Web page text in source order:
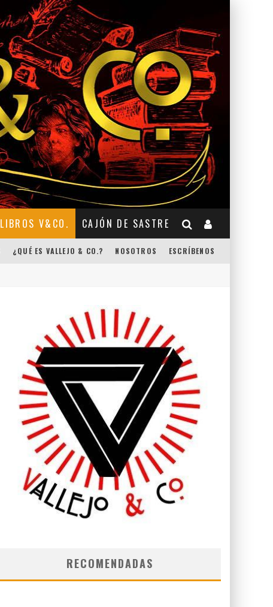
LIBROS V&CO. CAJÓN DE SASTRE
¿QUÉ ES VALLEJO & CO.? NOSOTROS ESCRÍBENOS
RECOMENDADAS